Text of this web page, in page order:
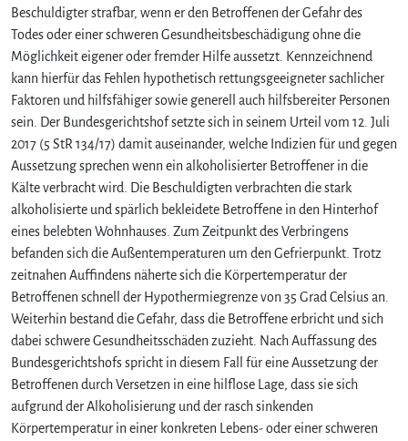
Beschuldigter strafbar, wenn er den Betroffenen der Gefahr des
Todes oder einer schweren Gesundheitsbeschädigung ohne die
Möglichkeit eigener oder fremder Hilfe aussetzt. Kennzeichnend
kann hierfür das Fehlen hypothetisch rettungsgeeigneter sachlicher
Faktoren und hilfsfähiger sowie generell auch hilfsbereiter Personen
sein. Der Bundesgerichtshof setzte sich in seinem Urteil vom 12. Juli
2017 (5 StR 134/17) damit auseinander, welche Indizien für und gegen
Aussetzung sprechen wenn ein alkoholisierter Betroffener in die
Kälte verbracht wird. Die Beschuldigten verbrachten die stark
alkoholisierte und spärlich bekleidete Betroffene in den Hinterhof
eines belebten Wohnhauses. Zum Zeitpunkt des Verbringens
befanden sich die Außentemperaturen um den Gefrierpunkt. Trotz
zeitnahen Auffindens näherte sich die Körpertemperatur der
Betroffenen schnell der Hypothermiegrenze von 35 Grad Celsius an.
Weiterhin bestand die Gefahr, dass die Betroffene erbricht und sich
dabei schwere Gesundheitsschäden zuzieht. Nach Auffassung des
Bundesgerichtshofs spricht in diesem Fall für eine Aussetzung der
Betroffenen durch Versetzen in eine hilflose Lage, dass sie sich
aufgrund der Alkoholisierung und der rasch sinkenden
Körpertemperatur in einer konkreten Lebens- oder einer schweren